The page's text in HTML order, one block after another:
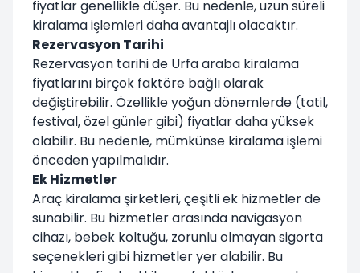
fiyatlar genellikle düşer. Bu nedenle, uzun süreli
kiralama işlemleri daha avantajlı olacaktır.
Rezervasyon Tarihi
Rezervasyon tarihi de Urfa araba kiralama
fiyatlarını birçok faktöre bağlı olarak
değiştirebilir. Özellikle yoğun dönemlerde (tatil,
festival, özel günler gibi) fiyatlar daha yüksek
olabilir. Bu nedenle, mümkünse kiralama işlemi
önceden yapılmalıdır.
Ek Hizmetler
Araç kiralama şirketleri, çeşitli ek hizmetler de
sunabilir. Bu hizmetler arasında navigasyon
cihazı, bebek koltuğu, zorunlu olmayan sigorta
seçenekleri gibi hizmetler yer alabilir. Bu